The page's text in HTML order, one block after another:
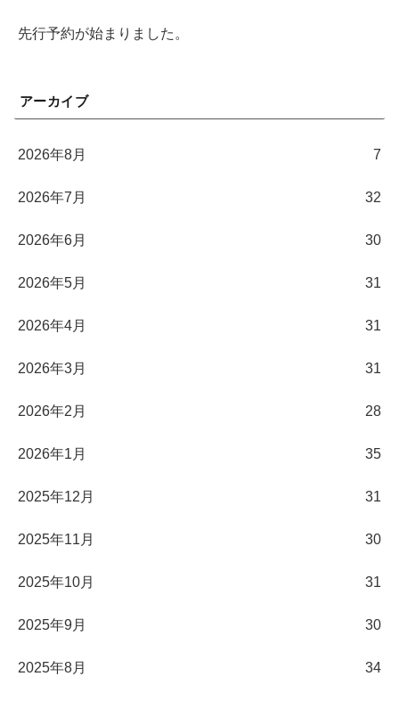
先行予約が始まりました。
アーカイブ
2026年8月 7
2026年7月 32
2026年6月 30
2026年5月 31
2026年4月 31
2026年3月 31
2026年2月 28
2026年1月 35
2025年12月 31
2025年11月 30
2025年10月 31
2025年9月 30
2025年8月 34